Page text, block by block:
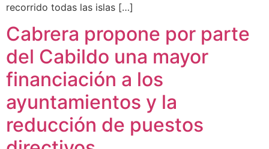
recorrido todas las islas […]
Cabrera propone por parte
del Cabildo una mayor
financiación a los
ayuntamientos y la
reducción de puestos